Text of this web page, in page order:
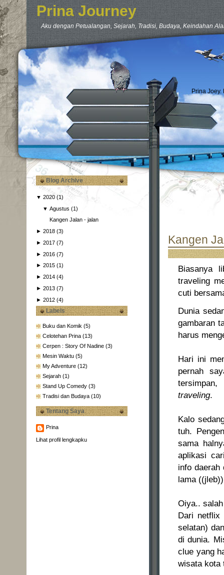
Prina Journey
Aku dengan Petualangan, Sejarah, Tradisi, Budaya, Keindahan
Prina
Blog Archive
▼ 2020 (1)
▼Agustus (1)
Kangen Jalan - jalan
► 2018 (3)
► 2017 (7)
► 2016 (7)
► 2015 (1)
► 2014 (4)
► 2013 (7)
► 2012 (4)
Labels
Buku dan Komik (5)
Celotehan Prina (13)
Cerpen : Story Of Nadine (3)
Mesin Waktu (5)
My Adventure (12)
Sejarah (1)
Stand Up Comedy (3)
Tradisi dan Budaya (10)
Tentang Saya
Prina
Lihat profil lengkapku
Kangen
Biasanya
traveling
cuti
Dunia
gambaran
harus
Hari ini
pernah
traveling.
Kalo
tuh.
sama
aplikasi
info daerah
lama
Oiya..
Dari netflix
selatan)
di dunia.
clue yang
wisata